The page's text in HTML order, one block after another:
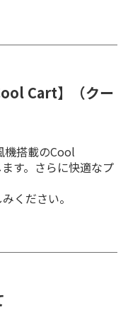
Cart】（クー
機搭載のCool
す。さらに快適なプ
ください。